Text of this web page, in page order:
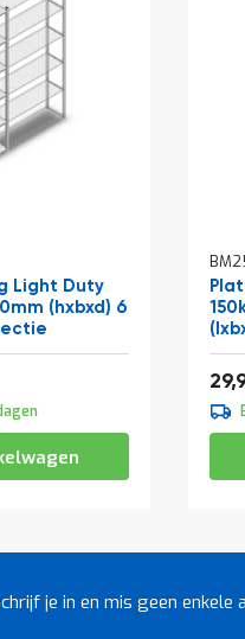
Light Duty
(hxbxd) 6
je in en mis geen enkele